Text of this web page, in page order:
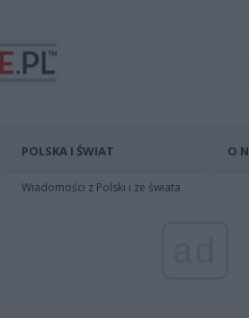
POLSKA I ŚWIAT
Wiadomości z Polski i ze świata
O